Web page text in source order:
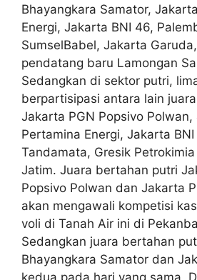
Bhayangkara Samator,
Energi, Jakarta BNI 46,
SumselBabel, Jakarta
pendatang baru Lamongan
Sedangkan di sektor putri,
berpartisipasi antara lain
Jakarta PGN Popsivo Polwan,
Pertamina Energi, Jakarta
Tandamata, Gresik
Jatim. Juara bertahan putri
Popsivo Polwan dan Jakarta
akan mengawali kompetisi
voli di Tanah Air ini di
Sedangkan juara bertahan
Bhayangkara Samator dan